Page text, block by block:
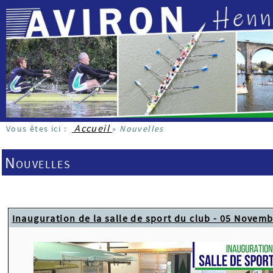
Vous êtes ici : Accueil » Nouvelles
Nouvelles
Inauguration de la salle de sport du club - 05